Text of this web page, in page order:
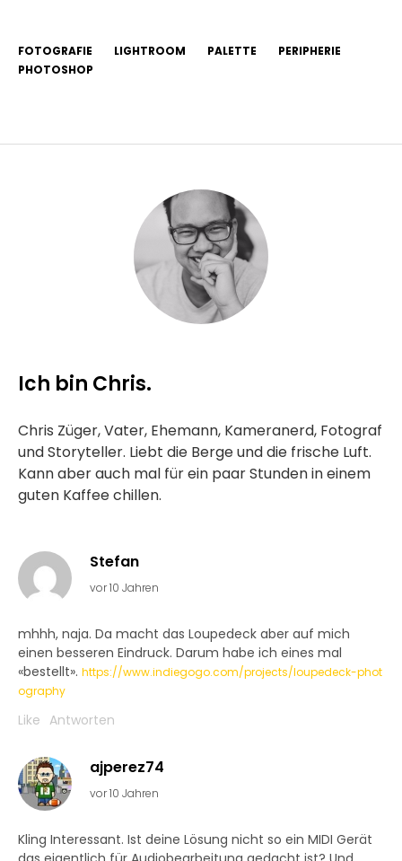
FOTOGRAFIE LIGHTROOM PALETTE
PERIPHERIE
PHOTOSHOP
Ich bin Chris.
Chris Züger, Vater, Ehemann, Kameranerd, Fotograf
und Storyteller. Liebt die Berge und die frische Luft.
Kann aber auch mal für ein paar Stunden in einem
guten Kaffee chillen.
Stefan
vor 10 Jahren
mhhh, naja. Da macht das Loupedeck aber auf mich
einen besseren Eindruck. Darum habe ich eines mal
«bestellt». https://www.indiegogo.com/projects/loupedeck-phot
ography
Like Antworten
ajperez74
vor 10 Jahren
Kling Interessant. Ist deine Lösung nicht so ein MIDI Gerät